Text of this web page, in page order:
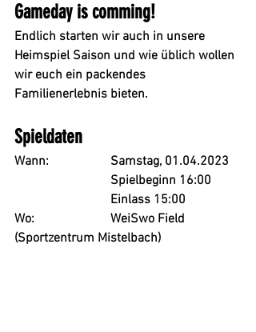
Gameday is comming!
Endlich starten wir auch in unsere
Heimspiel Saison und wie üblich wollen
wir euch ein packendes
Familienerlebnis bieten.
Spieldaten
Wann:
Samstag, 01.04.2023
Spielbeginn 16:00
Einlass 15:00
Wo:
WeiSwo Field
(Sportzentrum Mistelbach)